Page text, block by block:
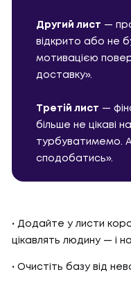
Другий лист —
відкрито або не
мотивацією
доставку».
Третій лист —
більше не цікаві
турбуватимемо.
сподобатись».
Додайте у листи
цікавлять людину — і
Очистіть базу від